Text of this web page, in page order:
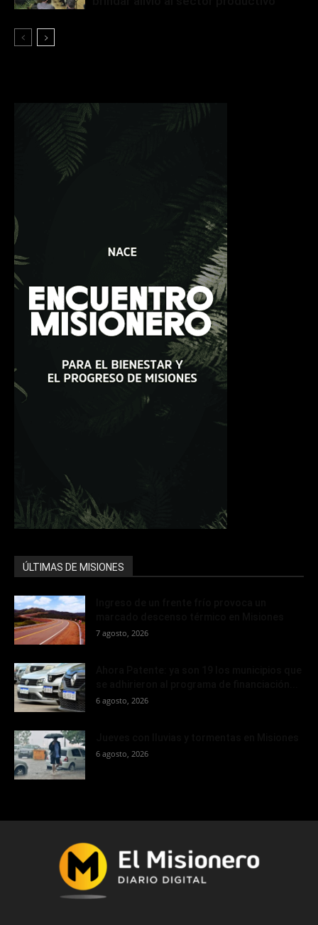
ÚLTIMAS DE MISIONES
7 agosto, 2026
6 agosto, 2026
6 agosto, 2026